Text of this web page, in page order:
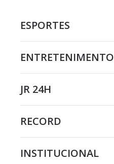
ESPORTES
ENTRETENIMENTO
JR 24H
RECORD
INSTITUCIONAL